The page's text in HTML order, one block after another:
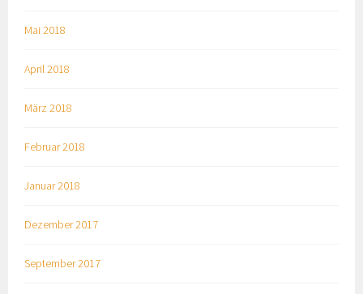
Mai 2018
April 2018
März 2018
Februar 2018
Januar 2018
Dezember 2017
September 2017